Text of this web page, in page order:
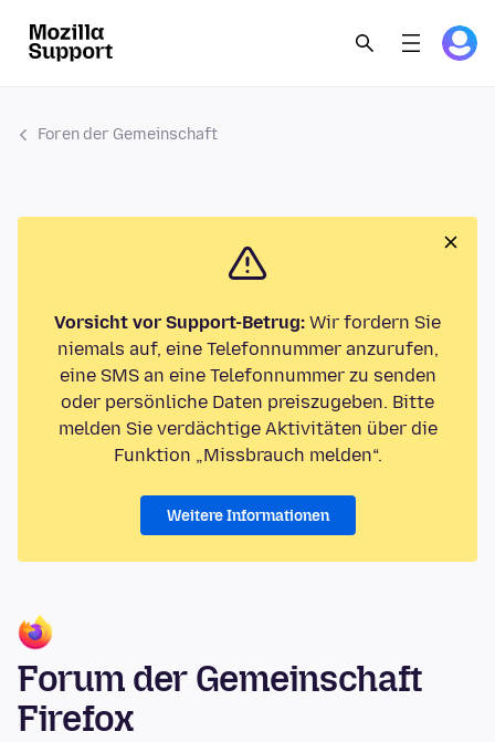
Foren der Gemeinschaft
Vorsicht vor Support-Betrug: Wir fordern Sie
niemals auf, eine Telefonnummer anzurufen,
eine SMS an eine Telefonnummer zu senden
oder persönliche Daten preiszugeben. Bitte
melden Sie verdächtige Aktivitäten über die
Funktion „Missbrauch melden“.
Weitere Informationen
Forum der Gemeinschaft
Firefox